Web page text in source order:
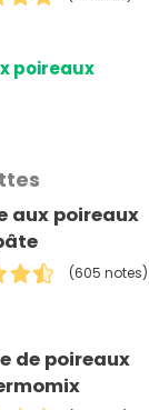
poireaux
aux poireaux
(605 notes)
de poireaux